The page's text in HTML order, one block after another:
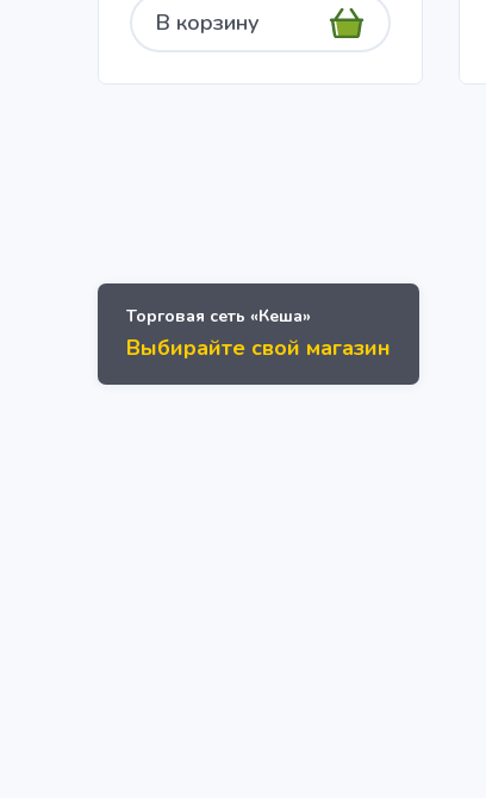
В корзину
Торговая сеть «Кеша»
Выбирайте свой магазин